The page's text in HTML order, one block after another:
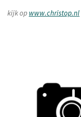
kijk op www.christop.nl